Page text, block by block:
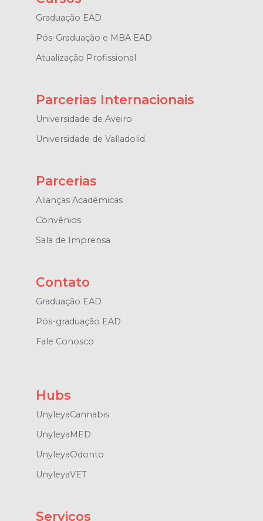
Graduação EAD
Pós-Graduação e MBA EAD
Atualização Profissional
Parcerias Internacionais
Universidade de Aveiro
Universidade de Valladolid
Parcerias
Alianças Acadêmicas
Convênios
Sala de Imprensa
Contato
Graduação EAD
Pós-graduação EAD
Fale Conosco
Hubs
UnyleyaCannabis
UnyleyaMED
UnyleyaOdonto
UnyleyaVET
Serviços